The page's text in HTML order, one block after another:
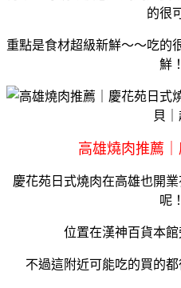
的很
重點是食材超級新鮮～～吃的
鮮
高雄燒肉推薦
慶花苑日式燒肉在高雄也開
呢
位置在漢神百貨本
不過這附近可能吃的買的